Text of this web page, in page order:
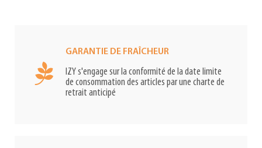
GARANTIE DE FRAÎCHEUR
IZY s'engage sur la conformité de la date limite
de consommation des articles par une charte de
retrait anticipé